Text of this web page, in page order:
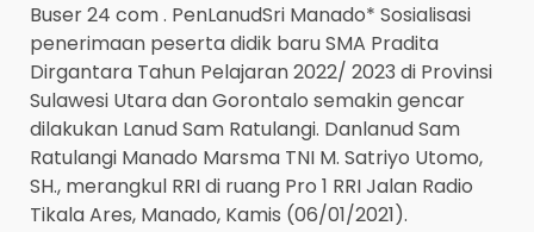
Buser 24 com . PenLanudSri Manado* Sosialisasi
penerimaan peserta didik baru SMA Pradita
Dirgantara Tahun Pelajaran 2022/ 2023 di Provinsi
Sulawesi Utara dan Gorontalo semakin gencar
dilakukan Lanud Sam Ratulangi. Danlanud Sam
Ratulangi Manado Marsma TNI M. Satriyo Utomo,
SH., merangkul RRI di ruang Pro 1 RRI Jalan Radio
Tikala Ares, Manado, Kamis (06/01/2021).